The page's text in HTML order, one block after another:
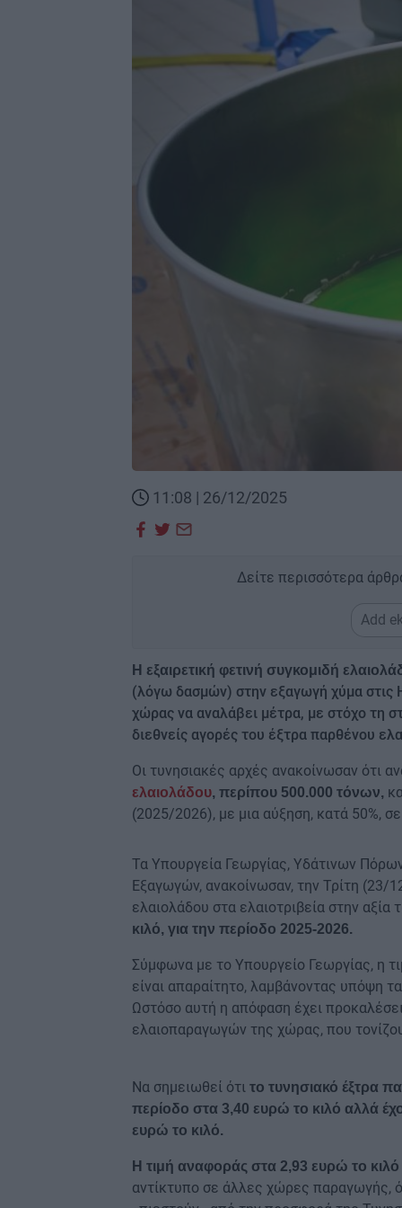
11:08 | 26/12/2025
Δείτε περισσότερα
Add
Η εξαιρετική φετινή συγκομιδή
(λόγω δασμών) στην εξαγωγή χύμα στις
χώρας να αναλάβει μέτρα, με στόχο τη
διεθνείς αγορές του έξτρα παρθένου
Οι τυνησιακές αρχές ανακοίνωσαν ότι
ελαιολάδου, περίπου 500.000 τόνων,
(2025/2026), με μια αύξηση, κατά 50%,
Τα Υπουργεία Γεωργίας, Υδάτινων
Εξαγωγών, ανακοίνωσαν, την Τρίτη (23/
ελαιολάδου στα ελαιοτριβεία στην
κιλό, για την περίοδο 2025-2026.
Σύμφωνα με το Υπουργείο Γεωργίας, η
είναι απαραίτητο, λαμβάνοντας υπόψη
Ωστόσο αυτή η απόφαση έχει
ελαιοπαραγωγών της χώρας, που
Να σημειωθεί ότι το τυνησιακό έξτρα
περίοδο στα 3,40 ευρώ το κιλό αλλά
ευρώ το κιλό.
Η τιμή αναφοράς στα 2,93 ευρώ το κιλό
αντίκτυπο σε άλλες χώρες παραγωγής,